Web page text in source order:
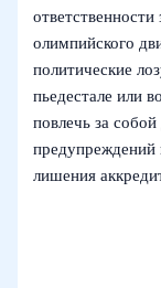
олимпийского
политические
пьедестале или
повлечь за
лишения